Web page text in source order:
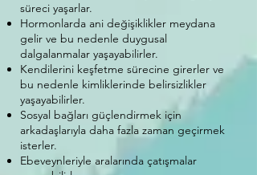
süreci yaşarlar.
Hormonlarda ani değişiklikler meydana
gelir ve bu nedenle duygusal
dalgalanmalar yaşayabilirler.
Kendilerini keşfetme sürecine girerler ve
bu nedenle kimliklerinde belirsizlikler
yaşayabilirler.
Sosyal bağları güçlendirmek için
arkadaşlarıyla daha fazla zaman geçirmek
isterler.
Ebeveynleriyle aralarında çatışmalar